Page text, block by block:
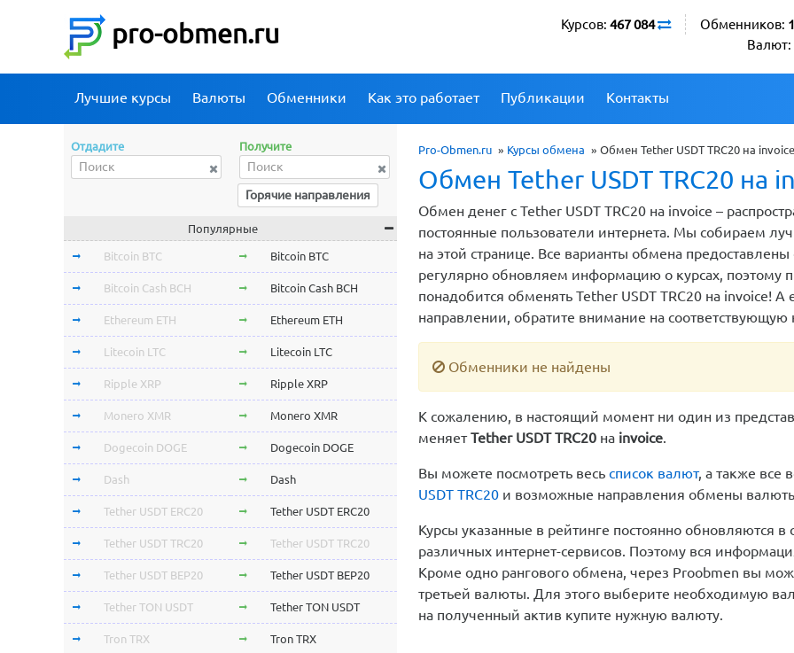
pro-obmen.ru Обменников:
Валют:
Курсов: 467 084
Лучшие курсы Валюты Обменники Как это работает Публикации Контакты
Pro-Obmen.ru » Курсы обмена » Обмен Tether USDT TRC20 на invoice
Обмен Tether USDT TRC20 на
Обмен денег с Tether USDT TRC20 на invoice –
постоянные пользователи интернета. Мы собираем
на этой странице. Все варианты обмена
регулярно обновляем информацию о курсах, поэтому
понадобится обменять Tether USDT TRC20 на invoice!
направлении, обратите внимание на
Обменники не найдены
К сожалению, в настоящий момент ни один из
меняетTether USDT TRC20 на invoice.
Вы можете посмотреть весь список валют, а также все
USDT TRC20 и возможные направления обмены
Курсы указанные в рейтинге постоянно обновляются
различных интернет-сервисов. Поэтому вся
Кроме одно рангового обмена, через Proobmen вы
третьей валюты. Для этого выберите необходимую
на полученный актив купите нужную валюту.
Отдадите Получите
Горячие направления
Популярные
Bitcoin BTC Bitcoin BTC
Bitcoin Cash BCH Bitcoin Cash BCH
Ethereum ETH Ethereum ETH
Litecoin LTC Litecoin LTC
Ripple XRP Ripple XRP
Monero XMR Monero XMR
Dogecoin DOGE Dogecoin DOGE
Dash Dash
Tether USDT ERC20 Tether USDT ERC20
Tether USDT TRC20 Tether USDT TRC20
Tether USDT BEP20 Tether USDT BEP20
Tether TON USDT Tether TON USDT
Tron TRX Tron TRX